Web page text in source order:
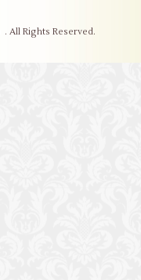
. All Rights Reserved.